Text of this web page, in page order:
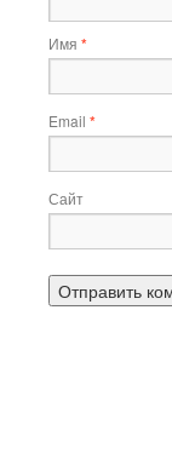
Имя *
Email *
Сайт